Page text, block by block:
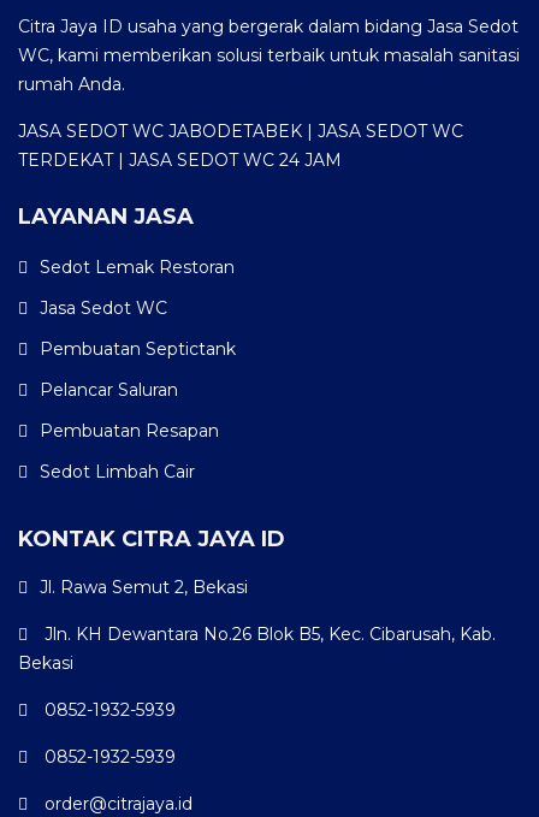
Citra Jaya ID usaha yang bergerak dalam bidang Jasa Sedot
WC, kami memberikan solusi terbaik untuk masalah sanitasi
rumah Anda.
JASA SEDOT WC JABODETABEK | JASA SEDOT WC
TERDEKAT | JASA SEDOT WC 24 JAM
LAYANAN JASA
Sedot Lemak Restoran
Jasa Sedot WC
Pembuatan Septictank
Pelancar Saluran
Pembuatan Resapan
Sedot Limbah Cair
KONTAK CITRA JAYA ID
Jl. Rawa Semut 2, Bekasi
Jln. KH Dewantara No.26 Blok B5, Kec. Cibarusah, Kab.
Bekasi
0852-1932-5939
0852-1932-5939
order@citrajaya.id